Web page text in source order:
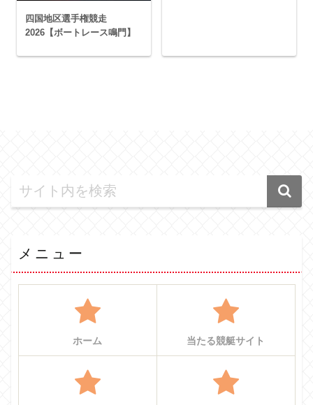
四国地区選手権競走
2026【ボートレース鳴門】
メニュー
ホーム 当たる競艇サイト